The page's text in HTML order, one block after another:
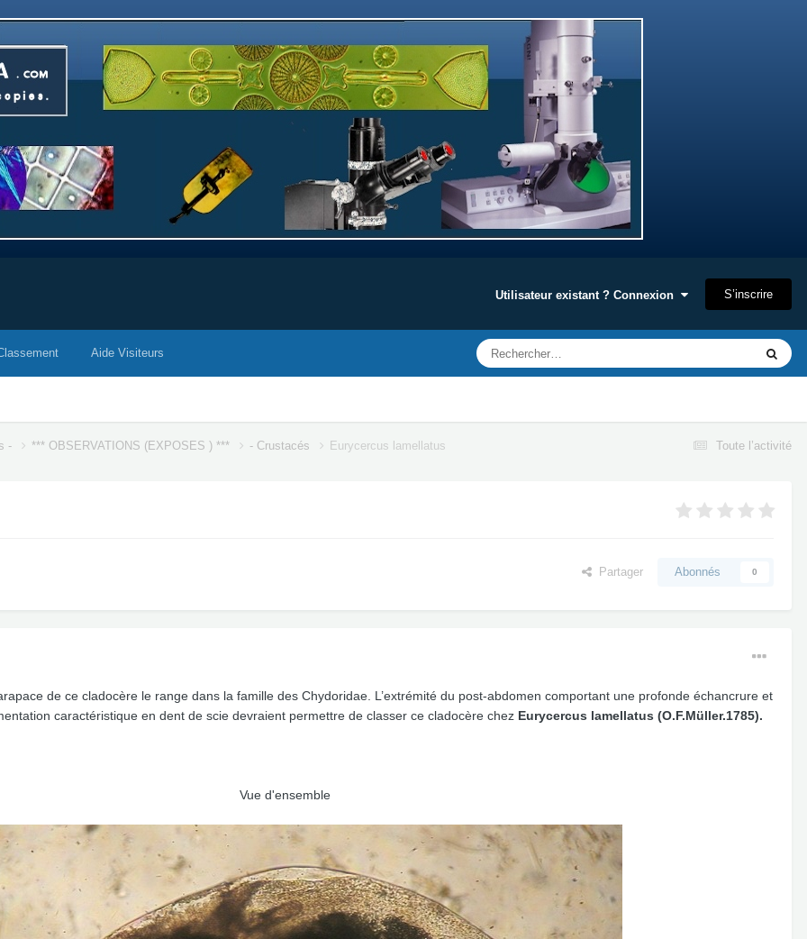
Utilisateur existant ? Connexion S’inscrire
Aide Visiteurs
Toute l’activité
- *** OBSERVATIONS (EXPOSES ) *** - Crustacés Eurycercus lamellatus
Partager Abonnés 0
de ce cladocère le range dans la famille des Chydoridae. L’extrémité du post-abdomen comportant une profonde échancrure et
caractéristique en dent de scie devraient permettre de classer ce cladocère chez Eurycercus lamellatus (O.F.Müller.1785).
Vue d'ensemble